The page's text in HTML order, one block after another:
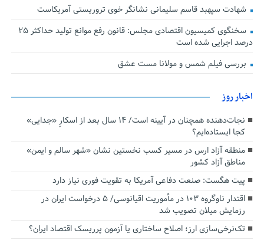
شهادت سپهبد قاسم سلیمانی نشانگر خوی تروریستی آمریکاست
سخنگوی کمیسیون اقتصادی مجلس: قانون رفع موانع تولید حداکثر ۲۵
درصد اجرایی شده است
بررسی فیلم شمس و مولانا مست عشق
اخبار روز
نجات‌دهنده‌ همچنان در آیینه است/ ۱۴ سال بعد از اسکارِ «جدایی»
کجا ایستاده‌ایم؟
منطقه آزاد ارس در مسیر کسب نخستین نشان «شهر سالم و ایمن»
مناطق آزاد کشور
پیت هگست: صنعت دفاعی آمریکا به تقویت فوری نیاز دارد
اقتدار ناوگروه ۱۰۳ در مأموریت‌ اقیانوسی/ ۵ درخواست ایران در
رزمایش میلان تصویب شد
تک‌نرخی‌سازی ارز؛ اصلاح ساختاری یا آزمون پرریسک اقتصاد ایران؟